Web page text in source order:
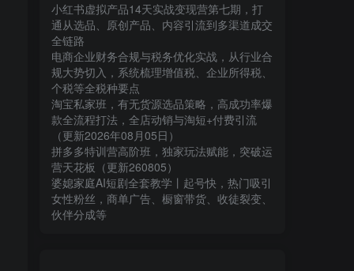
小红书虚拟产品14天实战变现营第七期，打
通从选品、原创产品、内容引流到多渠道成交
全链路
电商企业财务合规与税务优化实战，从行业合
规大势切入，系统梳理增值税、企业所得税、
个税等全税种要点
淘宝私家班，有无货源选品策略，高成功率爆
款全流程打法，全店动销与淘短+付费引流
（更新2026年08月05日）
拼多多特训营高阶班，独家玩法赋能，突破运
营天花板（更新260805）
婆媳家庭AI短剧全套教学丨起号快，热门吸引
女性粉丝，商单广告、橱窗带货、收徒裂变、
伙伴分成等